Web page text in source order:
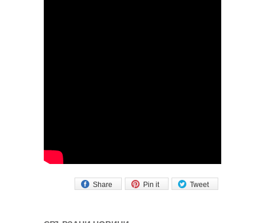
Tweet
Pin it
Share